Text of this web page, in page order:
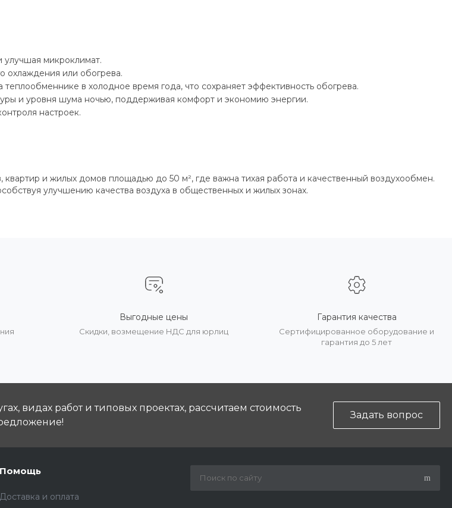
микроклимат.
охлаждения или обогрева.
в холодное время года, что сохраняет эффективность обогрева.
и уровня шума ночью, поддерживая комфорт и экономию энергии.
настроек.
и жилых домов площадью до 50 м², где важна тихая работа и качественный воздухообмен.
улучшению качества воздуха в общественных и жилых зонах.
Выгодные цены
Скидки, возмещение НДС для юрлиц
Гарантия качества
Сертифицированное оборудование и
гарантия до 5 лет
видах работ и типовых проектах, рассчитаем стоимость
Задать вопрос
Помощь
Доставка и оплата